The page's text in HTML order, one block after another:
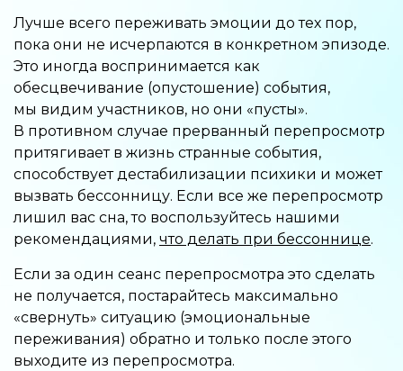
Лучше всего переживать эмоции до тех пор,
пока они не исчерпаются в конкретном эпизоде.
Это иногда воспринимается как
обесцвечивание (опустошение) события,
мы видим участников, но они «пусты».
В противном случае прерванный перепросмотр
притягивает в жизнь странные события,
способствует дестабилизации психики и может
вызвать бессонницу. Если все же перепросмотр
лишил вас сна, то воспользуйтесь нашими
рекомендациями, что делать при бессоннице.
Если за один сеанс перепросмотра это сделать
не получается, постарайтесь максимально
«свернуть» ситуацию (эмоциональные
переживания) обратно и только после этого
выходите из перепросмотра.